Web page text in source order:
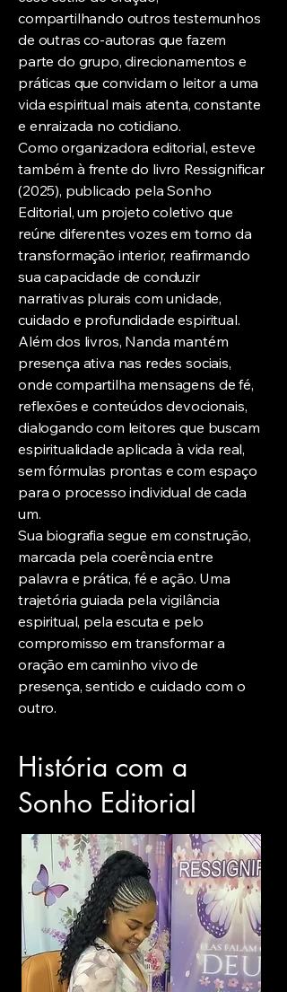
compartilhando outros testemunhos
de outras co-autoras que fazem
parte do grupo, direcionamentos e
práticas que convidam o leitor a uma
vida espiritual mais atenta, constante
e enraizada no cotidiano.
Como organizadora editorial, esteve
também à frente do livro Ressignificar
(2025), publicado pela Sonho
Editorial, um projeto coletivo que
reúne diferentes vozes em torno da
transformação interior, reafirmando
sua capacidade de conduzir
narrativas plurais com unidade,
cuidado e profundidade espiritual.
Além dos livros, Nanda mantém
presença ativa nas redes sociais,
onde compartilha mensagens de fé,
reflexões e conteúdos devocionais,
dialogando com leitores que buscam
espiritualidade aplicada à vida real,
sem fórmulas prontas e com espaço
para o processo individual de cada
um.
Sua biografia segue em construção,
marcada pela coerência entre
palavra e prática, fé e ação. Uma
trajetória guiada pela vigilância
espiritual, pela escuta e pelo
compromisso em transformar a
oração em caminho vivo de
presença, sentido e cuidado com o
outro.
História com a
Sonho Editorial